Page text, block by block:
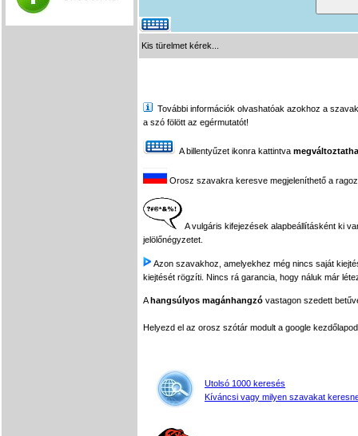
Kis türelmet kérek...
További információk olvashatóak azokhoz a
a szó fölött az egérmutatót!
A billentyűzet ikonra kattintva
Orosz szavakra keresve megjeleníthető a
A vulgáris kifejezések alapbeállításként ki
jelölőnégyzetet.
Azon szavakhoz, amelyekhez még nincs saját
kiejtését rögzíti. Nincs rá garancia, hogy náluk már
Ahangsúlyos magánhangzó vastagon szedett
Helyezd el az orosz szótár modult a google
Utolsó 1000 keresés
Kíváncsi vagy milyen szavakat